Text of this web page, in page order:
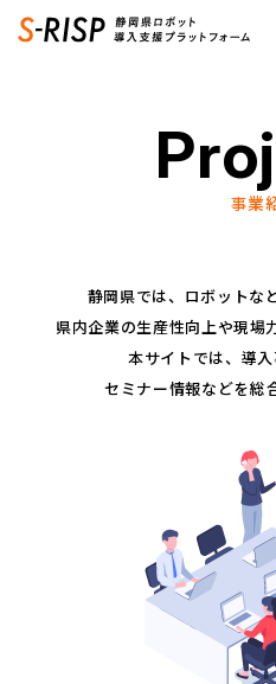
事業
静岡県では、ロボットな
県内企業の生産性向上や現場
本サイトでは、導入
セミナー情報などを総